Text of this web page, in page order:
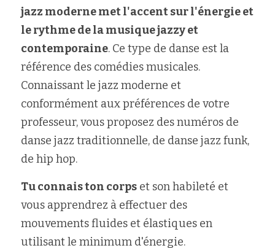
jazz moderne met l'accent sur l'énergie et
le rythme de la musique jazzy et
contemporaine. Ce type de danse est la
référence des comédies musicales.
Connaissant le jazz moderne et
conformément aux préférences de votre
professeur, vous proposez des numéros de
danse jazz traditionnelle, de danse jazz funk,
de hip hop.
Tu connais ton corps et son habileté et
vous apprendrez à effectuer des
mouvements fluides et élastiques en
utilisant le minimum d'énergie.